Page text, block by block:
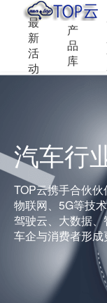
最
新
活
动
产
品
库
汽车行
TOP云携手合伙
物联网、5G等技
驾驶云、大数据
车企与消费者形成